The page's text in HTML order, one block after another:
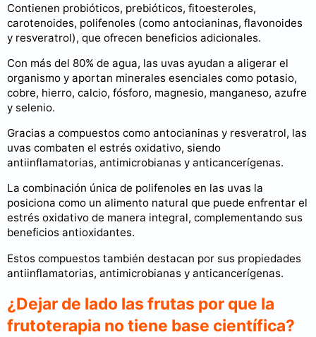
Contienen probióticos, prebióticos, fitoesteroles,
carotenoides, polifenoles (como antocianinas, flavonoides
y resveratrol), que ofrecen beneficios adicionales.
Con más del 80% de agua, las uvas ayudan a aligerar el
organismo y aportan minerales esenciales como potasio,
cobre, hierro, calcio, fósforo, magnesio, manganeso, azufre
y selenio.
Gracias a compuestos como antocianinas y resveratrol, las
uvas combaten el estrés oxidativo, siendo
antiinflamatorias, antimicrobianas y anticancerígenas.
La combinación única de polifenoles en las uvas la
posiciona como un alimento natural que puede enfrentar el
estrés oxidativo de manera integral, complementando sus
beneficios antioxidantes.
Estos compuestos también destacan por sus propiedades
antiinflamatorias, antimicrobianas y anticancerígenas.
¿Dejar de lado las frutas por que la
frutoterapia no tiene base científica?